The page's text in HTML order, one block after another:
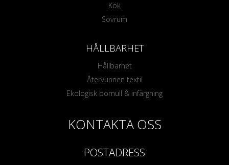
Kök
Sovrum
HÅLLBARHET
Hållbarhet
Återvunnen textil
Ekologisk bomull & infärgning
KONTAKTA OSS
POSTADRESS